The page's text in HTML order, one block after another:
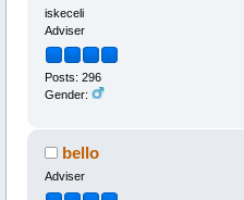
iskeceli
Adviser
Posts: 296
Gender:
bello
Adviser